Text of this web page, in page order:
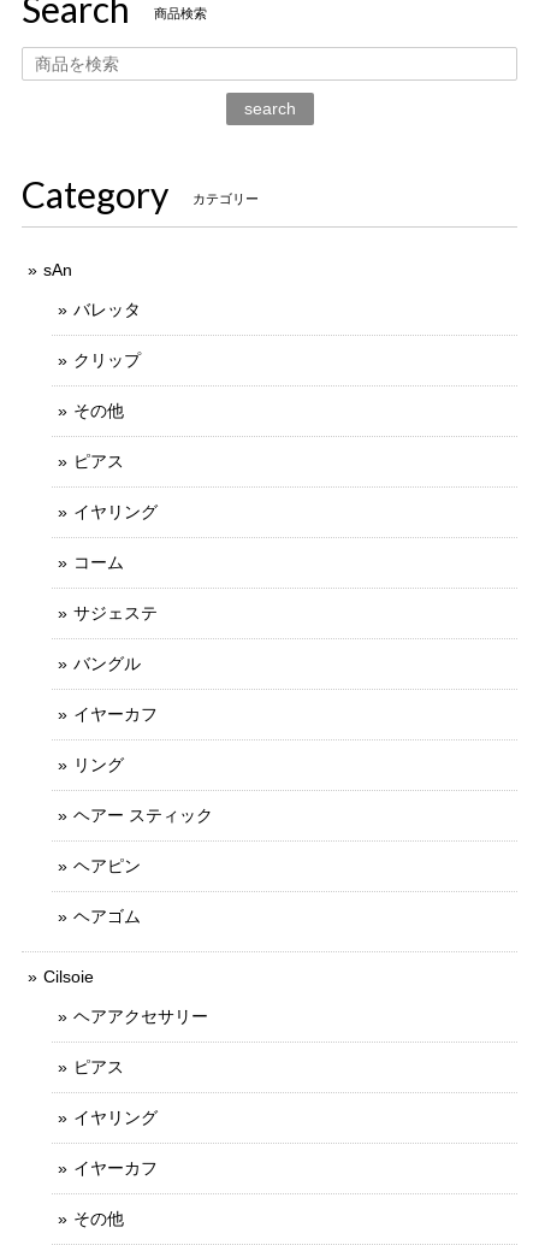
商品検索
search
Category カテゴリー
sAn
バレッタ
クリップ
その他
ピアス
イヤリング
コーム
サジェステ
バングル
イヤーカフ
リング
ヘアー スティック
ヘアピン
ヘアゴム
Cilsoie
ヘアアクセサリー
ピアス
イヤリング
イヤーカフ
その他